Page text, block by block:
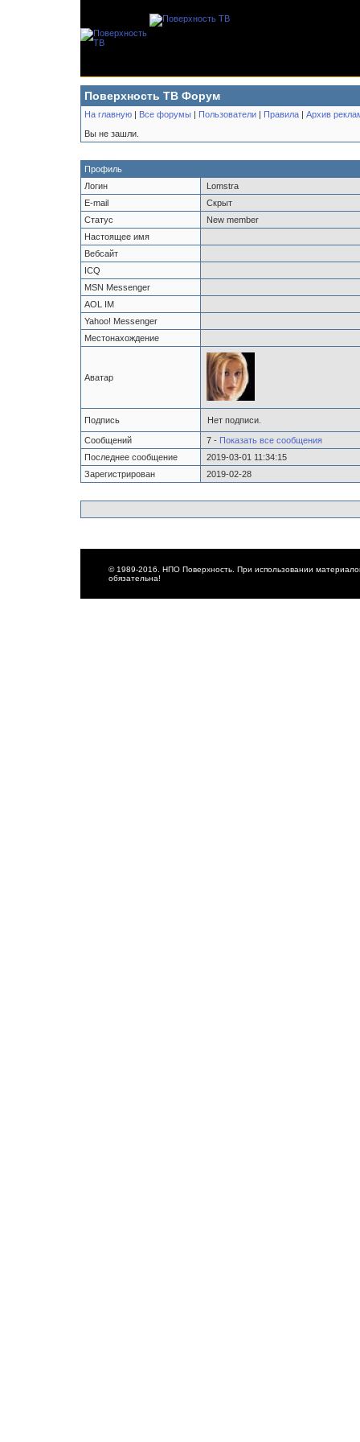
Поверхность ТВ Форум
На главную | Все форумы | Пользователи | Правила | Архив
Вы не зашли.
Профиль
Логин
Lomstra
E-mail
Скрыт
Статус
New member
Настоящее имя
Вебсайт
ICQ
MSN Messenger
AOL IM
Yahoo! Messenger
Местонахождение
Аватар
Подпись Нет подписи.
Сообщений 7 - Показать все сообщения
Последнее сообщение
2019-03-01 11:34:15
Зарегистрирован
2019-02-28
© 1989-2016. НПО Поверхность. При использовании
обязательна!